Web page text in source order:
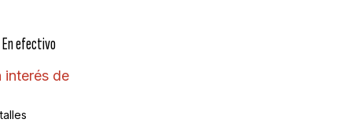
En efectivo
interés de